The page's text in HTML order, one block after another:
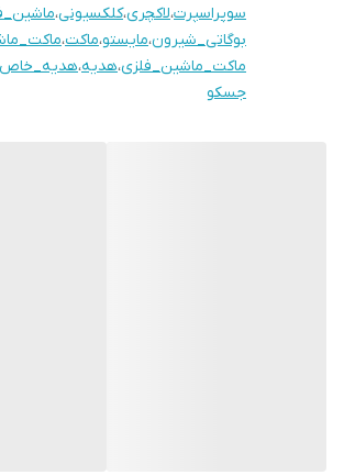
سوپراسپرت،لاکچری،کلکسیونی،
بوگاتی_شیرون،مایستو،ماکت،
ماکت_ماشین_فلزی،هدیه،هدیه_خاص
جسکو